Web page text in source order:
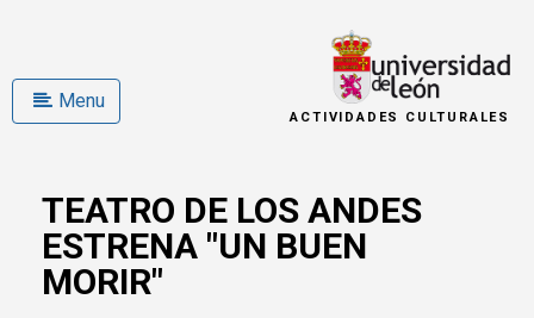
Menu
ACTIVIDADES CULTURALES
TEATRO DE LOS ANDES
ESTRENA "UN BUEN
MORIR"